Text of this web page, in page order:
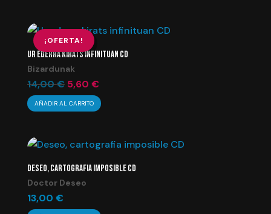
¡OFERTA!
UR EDERRA KIRATS INFINITUAN CD
Bizardunak
14,00€ El
precio
original
14,00 €.
5,60 €El
precio
5,60 €.
AÑADIR AL CARRITO
DESEO, CARTOGRAFIA IMPOSIBLE CD
Doctor Deseo
13,00 €